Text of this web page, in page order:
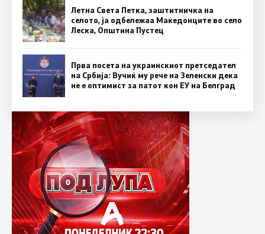
Летна Света Петка, заштитничка на
селото, ја одбележаа Македонците во село
Леска, Општина Пустец
Прва посета на украинскиот претседател
на Србија: Вучиќ му рече на Зеленски дека
не е оптимист за патот кон ЕУ на Белград